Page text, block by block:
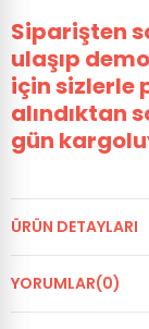
Siparişten
ulaşıp
için sizlerle
alındıktan
gün
ÜRÜN DETAYLARI
YORUMLAR(0)